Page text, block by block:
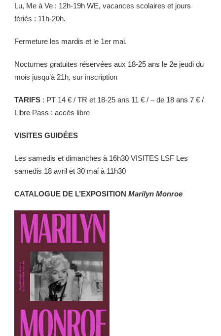
Lu, Me à Ve : 12h-19h WE, vacances scolaires et jours
fériés : 11h-20h.
Fermeture les mardis et le 1er mai.
Nocturnes gratuites réservées aux 18-25 ans le 2e jeudi du
mois jusqu’à 21h, sur inscription
TARIFS : PT 14 € / TR et 18-25 ans 11 € / – de 18 ans 7 € /
Libre Pass : accès libre
VISITES GUIDÉES
Les samedis et dimanches à 16h30 VISITES LSF Les
samedis 18 avril et 30 mai à 11h30
CATALOGUE DE L’EXPOSITION Marilyn Monroe